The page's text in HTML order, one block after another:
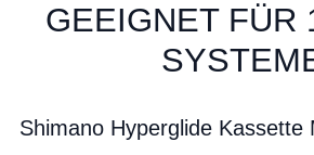
GEEIGNET FÜR
Shimano Hyperglide Kassette